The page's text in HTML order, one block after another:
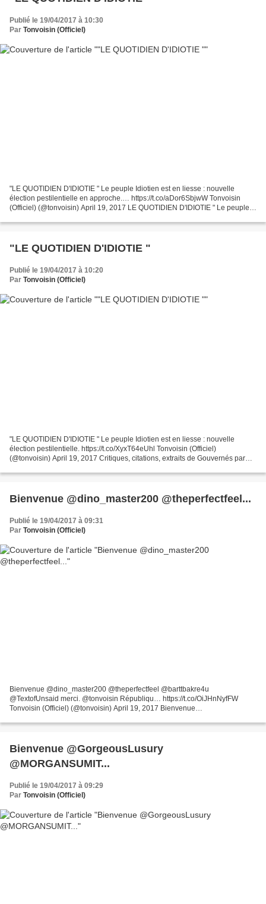
Publié le 19/04/2017 à 10:30
Par Tonvoisin (Officiel)
"LE QUOTIDIEN D'IDIOTIE " Le peuple Idiotien est en liesse : nouvelle
élection pestilentielle en approche.… https://t.co/aDor6SbjwW Tonvoisin
(Officiel) (@tonvoisin) April 19, 2017 LE QUOTIDIEN D'IDIOTIE " Le peuple
"LE QUOTIDIEN D'IDIOTIE "
Publié le 19/04/2017 à 10:20
Par Tonvoisin (Officiel)
"LE QUOTIDIEN D'IDIOTIE " Le peuple Idiotien est en liesse : nouvelle
élection pestilentielle. https://t.co/XyxT64eUhl Tonvoisin (Officiel)
(@tonvoisin) April 19, 2017 Critiques, citations, extraits de Gouvernés par
Bienvenue @dino_master200 @theperfectfeel...
Publié le 19/04/2017 à 09:31
Par Tonvoisin (Officiel)
Bienvenue @dino_master200 @theperfectfeel @barttbakre4u
@TextofUnsaid merci. @tonvoisin Républiqu… https://t.co/OiJHnNyfFW
Tonvoisin (Officiel) (@tonvoisin) April 19, 2017 Bienvenue
@tonvoisin...
Bienvenue @GorgeousLusury
@MORGANSUMIT...
Publié le 19/04/2017 à 09:29
Par Tonvoisin (Officiel)